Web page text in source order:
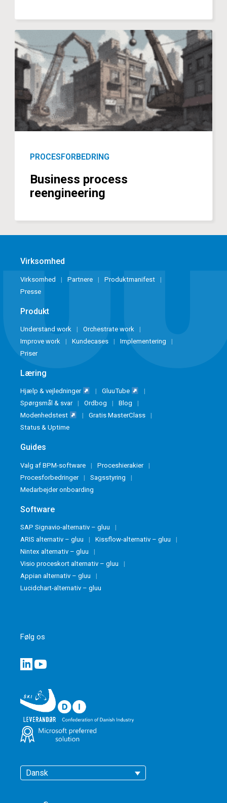
PROCESFORBEDRING
Business process
reengineering
Virksomhed
Virksomhed Partnere
Produktmanifest
Presse
Produkt
Understand work
Orchestrate work
Improve work
Kundecases
Implementering
Priser
Læring
Hjælp & vejledninger
GluuTube
Spørgsmål & svar
Ordbog
Blog
Modenhedstest
Gratis MasterClass
Status & Uptime
Guides
Valg af BPM-software
Proceshierakier
Procesforbedringer
Sagsstyring
Medarbejder onboarding
Software
SAP Signavio-alternativ – gluu
ARIS alternativ – gluu
Kissflow-alternativ – gluu
Nintex alternativ – gluu
Visio proceskort alternativ – gluu
Appian alternativ – gluu
Lucidchart-alternativ – gluu
Følg os
Dansk